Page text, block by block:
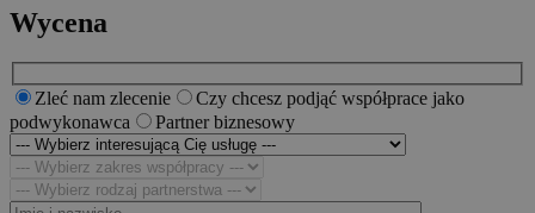
Wycena
Zleć nam zlecenie
Czy chcesz podjąć współprace jako
podwykonawca
Partner biznesowy